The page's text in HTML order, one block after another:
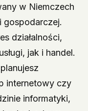
w Niemczech
gospodarczej.
działalności,
jak i handel.
internetowy czy
informatyki,